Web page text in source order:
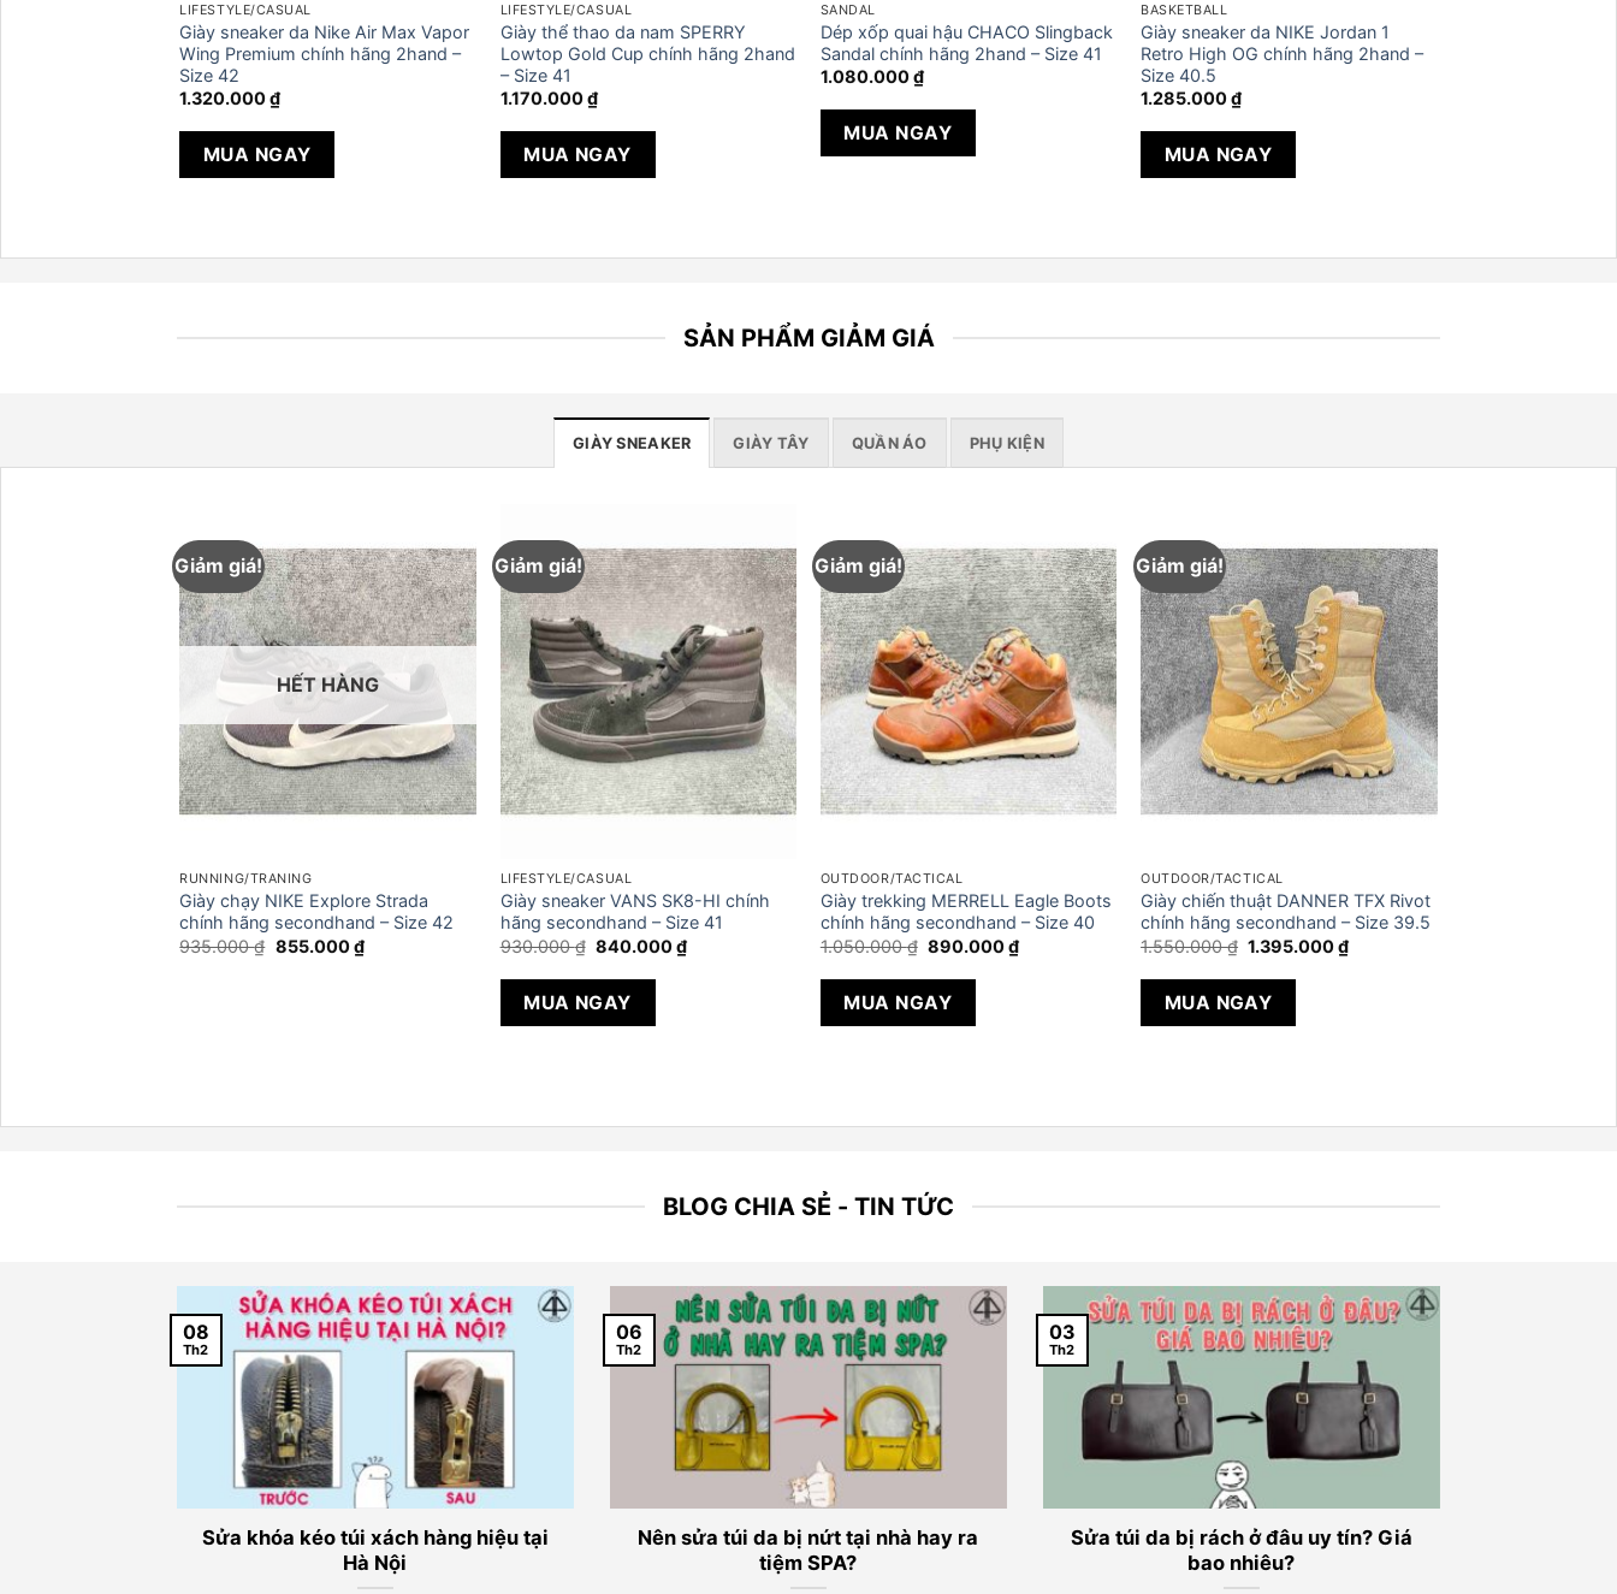
LIFESTYLE/CASUAL
Giày sneaker da Nike Air Max Vapor
Wing Premium chính hãng 2hand –
Size 42
1.320.000₫
MUA NGAY
LIFESTYLE/CASUAL
Giày thể thao da nam SPERRY
Lowtop Gold Cup chính hãng 2hand
– Size 41
1.170.000₫
MUA NGAY
SANDAL
Dép xốp quai hậu CHACO Slingback
Sandal chính hãng 2hand – Size 41
1.080.000₫
MUA NGAY
BASKETBALL
Giày sneaker da NIKE Jordan 1
Retro High OG chính hãng 2hand –
Size 40.5
1.285.000₫
MUA NGAY
SẢN PHẨM GIẢM GIÁ
GIÀY SNEAKER GIÀY TÂY QUẦN ÁO PHỤ KIỆN
Giảm giá!
HẾT HÀNG
RUNNING/TRANING
Giày chạy NIKE Explore Strada
chính hãng secondhand – Size 42
935.000₫ Giá
855.000₫Giá
hiện
Giảm giá!
LIFESTYLE/CASUAL
Giày sneaker VANS SK8-HI chính
hãng secondhand – Size 41
930.000₫ Giá
là:
930.000 ₫.
840.000₫Giá
hiện
MUA NGAY
Giảm giá!
OUTDOOR/TACTICAL
Giày trekking MERRELL Eagle Boots
chính hãng secondhand – Size 40
1.050.000₫ Giá
là:
1.050.000 ₫.
890.000₫Giá
MUA NGAY
Giảm giá!
OUTDOOR/TACTICAL
Giày chiến thuật DANNER TFX Rivot
chính hãng secondhand – Size 39.5
1.550.000₫ Giá
là:
1.550.000 ₫.
1.395.000₫Giá
MUA NGAY
BLOG CHIA SẺ - TIN TỨC
Sửa khóa kéo túi xách hàng hiệu tại
Hà Nội
08
Th2
Nên sửa túi da bị nứt tại nhà hay ra
tiệm SPA?
06
Th2
Sửa túi da bị rách ở đâu uy tín? Giá
bao nhiêu?
03
Th2